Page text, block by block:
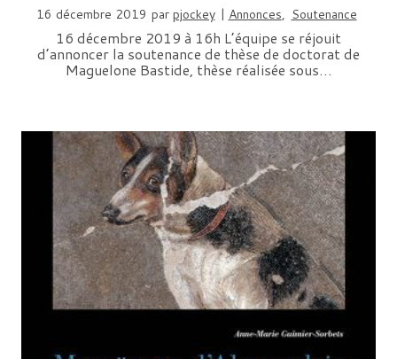
16 décembre 2019 par pjockey | Annonces, Soutenance
16 décembre 2019 à 16h L’équipe se réjouit
d’annoncer la soutenance de thèse de doctorat de
Maguelone Bastide, thèse réalisée sous…